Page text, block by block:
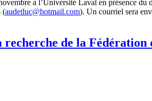
à l’Université Laval en présence
(audetluc@hotmail.com). Un courriel sera
de la Fédération